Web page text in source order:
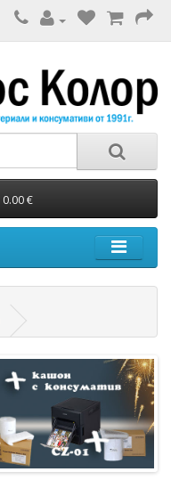
0 продукт(и) - 0.00 €